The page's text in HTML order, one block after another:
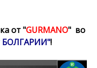
от "GURMANO" во
!